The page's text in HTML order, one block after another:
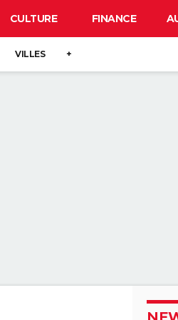
CULTURE FINANCE
VILLES +